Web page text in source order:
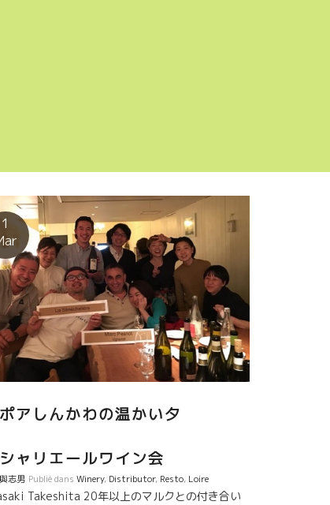
1
アしんかわの温かい夕
、
ャリエールワイン会
志男 Publié dans Winery, Distributor, Resto, Loire
Takeshita 20年以上のマルクとの付き合い